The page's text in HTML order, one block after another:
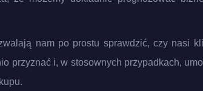
nam po prostu sprawdzić, czy nasi
przyznać i, w stosownych przypadkach,